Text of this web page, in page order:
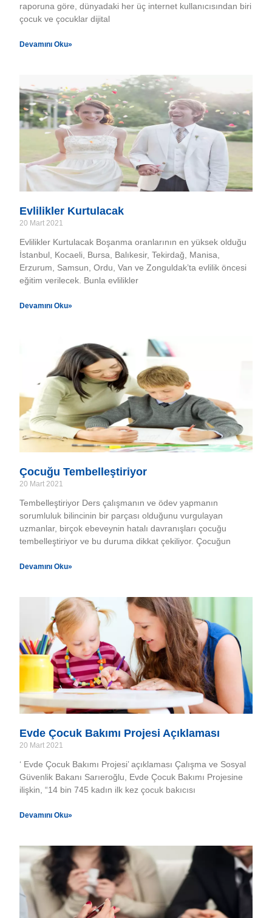
raporuna göre, dünyadaki her üç internet kullanıcısından biri
çocuk ve çocuklar dijital
Devamını Oku»
Evlilikler Kurtulacak
20 Mart 2021
Evlilikler Kurtulacak Boşanma oranlarının en yüksek olduğu
İstanbul, Kocaeli, Bursa, Balıkesir, Tekirdağ, Manisa,
Erzurum, Samsun, Ordu, Van ve Zonguldak’ta evlilik öncesi
eğitim verilecek. Bunla evlilikler
Devamını Oku»
Çocuğu Tembelleştiriyor
20 Mart 2021
Tembelleştiriyor Ders çalışmanın ve ödev yapmanın
sorumluluk bilincinin bir parçası olduğunu vurgulayan
uzmanlar, birçok ebeveynin hatalı davranışları çocuğu
tembelleştiriyor ve bu duruma dikkat çekiliyor. Çocuğun
Devamını Oku»
Evde Çocuk Bakımı Projesi Açıklaması
20 Mart 2021
‘ Evde Çocuk Bakımı Projesi’ açıklaması Çalışma ve Sosyal
Güvenlik Bakanı Sarıeroğlu, Evde Çocuk Bakımı Projesine
ilişkin, “14 bin 745 kadın ilk kez çocuk bakıcısı
Devamını Oku»